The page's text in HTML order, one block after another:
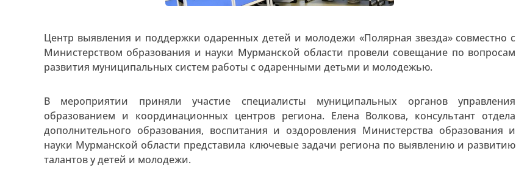
Центр выявления и поддержки одаренных детей и молодежи «Полярная звезда» совместно с
Министерством образования и науки Мурманской области провели совещание по вопросам
развития муниципальных систем работы с одаренными детьми и молодежью.
В мероприятии приняли участие специалисты муниципальных органов управления
образованием и координационных центров региона. Елена Волкова, консультант отдела
дополнительного образования, воспитания и оздоровления Министерства образования и
науки Мурманской области представила ключевые задачи региона по выявлению и развитию
талантов у детей и молодежи.